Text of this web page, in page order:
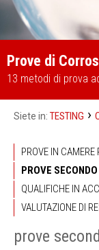
Prove di
13 metodi di prova
Siete in: TESTING ›
PROVE IN CAMERE
PROVE
QUALIFICHE IN
VALUTAZIONE DI
prove